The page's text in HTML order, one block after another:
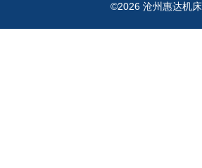
©2026 沧州惠达机